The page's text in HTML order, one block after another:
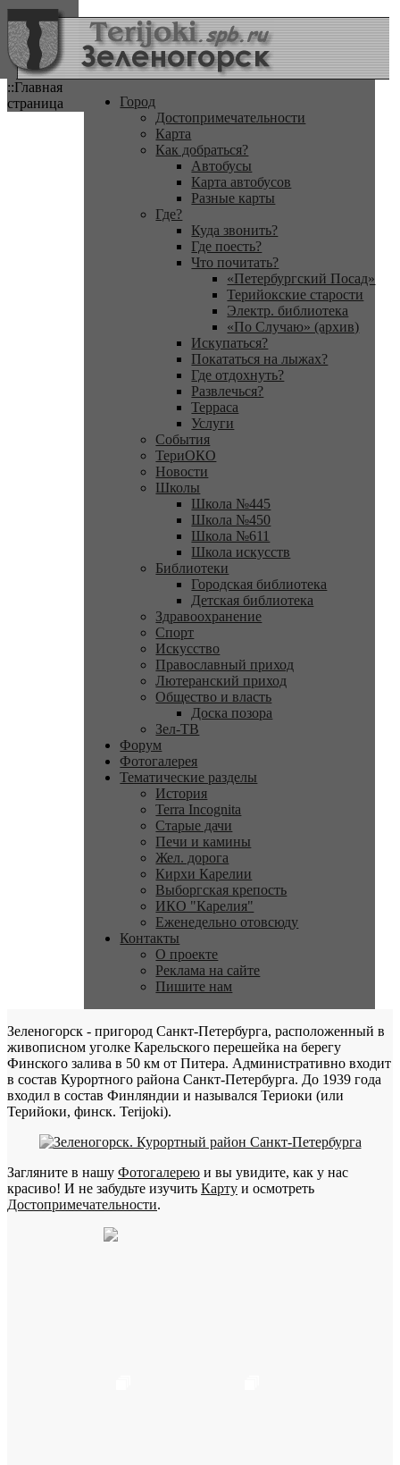
::Главная
страница
Город
Достопримечательности
Карта
Как добраться?
Автобусы
Карта автобусов
Разные карты
Где?
Куда звонить?
Где поесть?
Что почитать?
«Петербургский Посад»
Терийокские старости
Электр. библиотека
«По Случаю» (архив)
Искупаться?
Покататься на лыжах?
Где отдохнуть?
Развлечься?
Терраса
Услуги
События
ТериОКО
Новости
Школы
Школа №445
Школа №450
Школа №611
Школа искусств
Библиотеки
Городская библиотека
Детская библиотека
Здравоохранение
Спорт
Искусство
Православный приход
Лютеранский приход
Общество и власть
Доска позора
Зел-ТВ
Форум
Фотогалерея
Тематические разделы
История
Terra Incognita
Старые дачи
Печи и камины
Жел. дорога
Кирхи Карелии
Выборгская крепость
ИКО "Карелия"
Еженедельно отовсюду
Контакты
О проекте
Реклама на сайте
Пишите нам
Зеленогорск - пригород Санкт-Петербурга, расположенный в
живописном уголке Карельского перешейка на берегу
Финского залива в 50 км от Питера. Административно входит
в состав Курортного района Санкт-Петербурга. До 1939 года
входил в состав Финляндии и назывался Териоки (или
Терийоки, финск. Terijoki).
Загляните в нашу Фотогалерею и вы увидите, как у нас
красиво! И не забудьте изучить Карту и осмотреть
Достопримечательности.